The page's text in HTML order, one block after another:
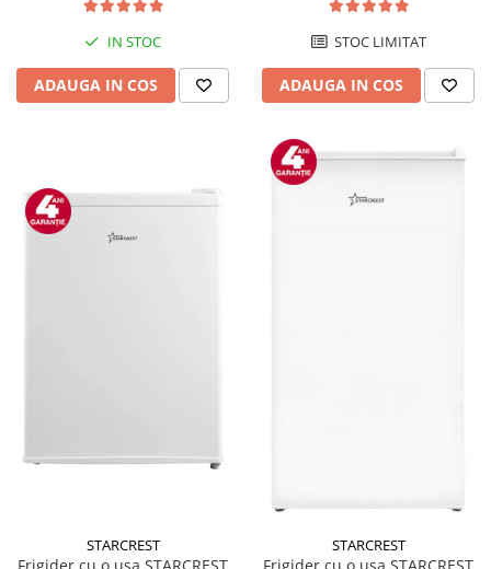
IN STOC
ADAUGA IN COS
STOC LIMITAT
ADAUGA IN COS
STARCREST STARCREST